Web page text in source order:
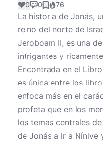
0 0 76
La historia de Jonás,
reino del norte de
Jeroboam II, es una
intrigantes y
Encontrada en el
es única entre los
enfoca más en el
profeta que en los
los temas centrales
de Jonás a ir a Nínive